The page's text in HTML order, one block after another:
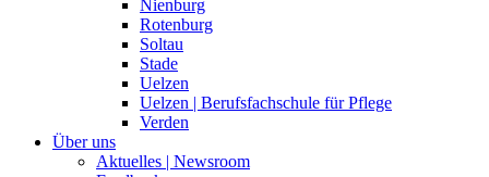
Nienburg
Rotenburg
Soltau
Stade
Uelzen
Uelzen | Berufsfachschule für Pflege
Verden
Über uns
Aktuelles | Newsroom